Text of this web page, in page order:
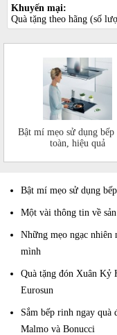
Khuyến mại:
Quà tặng theo hãng (số
Bật mí mẹo sử dụng bếp
toàn, hiệu quả
Bật mí mẹo sử dụng
Một vài thông tin về
Những mẹo ngạc nhiên
mình
Quà tặng đón Xuân Kỷ
Eurosun
Sắm bếp rinh ngay quà
Malmo và Bonucci